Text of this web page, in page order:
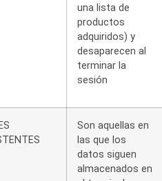
una lista de
productos
adquiridos) y
desaparecen al
terminar la
sesión
Son aquellas en
las que los
datos siguen
almacenados en